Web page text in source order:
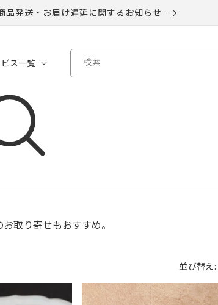
品発送・お届け遅延に関するお知らせ
ス一覧 検索
取り寄せもおすすめ。
並び替え: